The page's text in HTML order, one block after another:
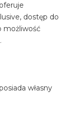
dostęp do
możliwość
własny